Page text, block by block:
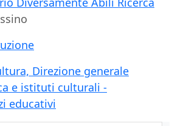
Direzione generale
e istituti culturali -
educativi